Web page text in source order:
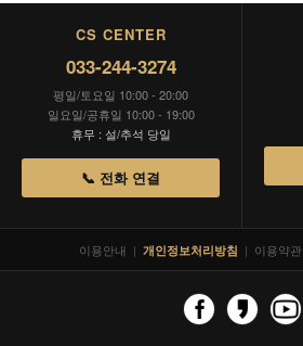
CS CENTER
033-244-3274
평일/토요일 10:00 - 20:00
일요일/공휴일 10:00 - 19:00
휴무 : 설/추석 당일
📞 전화 연결
이용안내 | 개인정보처리방침 | 이용약관